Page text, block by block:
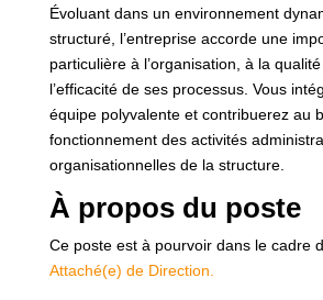
Évoluant dans un environnement
structuré, l’entreprise accorde une
particulière à l’organisation, à la
l’efficacité de ses processus. Vous
équipe polyvalente et contribuerez au
fonctionnement des activités
organisationnelles de la structure.
À propos du poste
Ce poste est à pourvoir dans le cadre
Attaché(e) de Direction.